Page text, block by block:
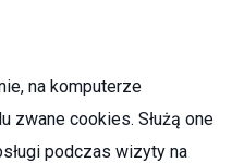
na komputerze
zwane cookies. Służą one
podczas wizyty na